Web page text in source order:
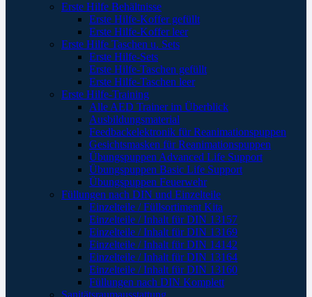
Erste Hilfe Behältnisse
Erste Hilfe-Koffer gefüllt
Erste Hilfe-Koffer leer
Erste Hilfe Taschen u. Sets
Erste Hilfe-Sets
Erste Hilfe-Taschen gefüllt
Erste Hilfe-Taschen leer
Erste Hilfe-Training
Alle AED Trainer im Überblick
Ausbildungsmaterial
Feedbackelektronik für Reanimationspuppen
Gesichtsmasken für Reanimationspuppen
Übungspuppen Advanced Life Support
Übungspuppen Basic Life Support
Übungspuppen Feuerwehr
Füllungen nach DIN und Einzelteile
Einzelteile / Füllsortiment Kita
Einzelteile / Inhalt für DIN 13157
Einzelteile / Inhalt für DIN 13169
Einzelteile / Inhalt für DIN 14142
Einzelteile / Inhalt für DIN 13164
Einzelteile / Inhalt für DIN 13160
Füllungen nach DIN Komplett
Sanitätsraumausstattung